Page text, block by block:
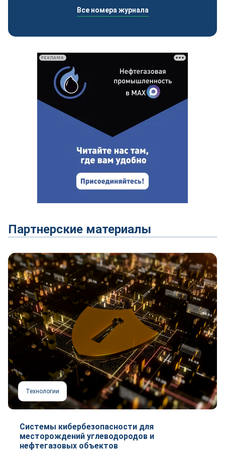
Все номера журнала
РЕКЛАМА
Партнерские материалы
Технологии
Системы кибербезопасности для
месторождений углеводородов и
нефтегазовых объектов